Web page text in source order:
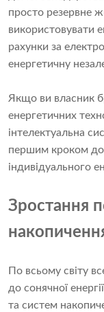
просто резервне
використовувати
рахунки за
енергетичну
Якщо ви власник
енергетичних
інтелектуальна
першим кроком до
індивідуального
Зростання
По всьому світу
до сонячної
та систем